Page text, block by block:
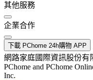
其他服務
企業合作
下載 PChome 24h購物 APP
網路家庭國際資訊股份有
PChome and PChome
Inc.